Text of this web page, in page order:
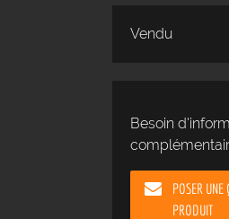
Vendu
Besoin
POSER UNE
PRODUIT